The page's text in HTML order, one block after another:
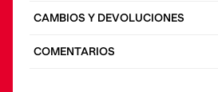
CAMBIOS Y DEVOLUCIONES
COMENTARIOS